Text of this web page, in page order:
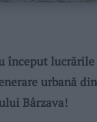
început
urbană
Bârzava!